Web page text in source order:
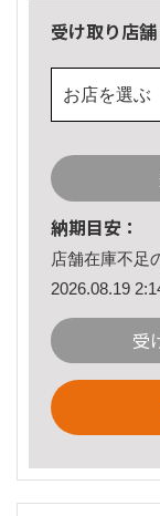
受け取り店舗
お店を選ぶ
納期目安：
店舗在庫不足
2026.08.19
受